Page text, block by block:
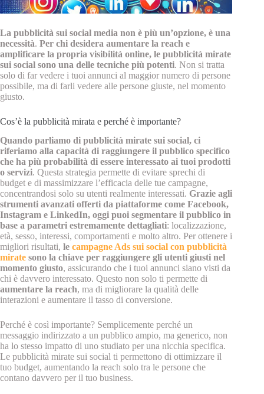
La pubblicità sui social media non è più un’opzione, è una
necessità. Per chi desidera aumentare la reach e
amplificare la propria visibilità online, le pubblicità mirate
sui social sono una delle tecniche più potenti. Non si tratta
solo di far vedere i tuoi annunci al maggior numero di persone
possibile, ma di farli vedere alle persone giuste, nel momento
giusto.
Cos’è la pubblicità mirata e perché è importante?
Quando parliamo di pubblicità mirate sui social, ci
riferiamo alla capacità di raggiungere il pubblico specifico
che ha più probabilità di essere interessato ai tuoi prodotti
o servizi. Questa strategia permette di evitare sprechi di
budget e di massimizzare l’efficacia delle tue campagne,
concentrandosi solo su utenti realmente interessati. Grazie agli
strumenti avanzati offerti da piattaforme come Facebook,
Instagram e LinkedIn, oggi puoi segmentare il pubblico in
base a parametri estremamente dettagliati: localizzazione,
età, sesso, interessi, comportamenti e molto altro. Per ottenere i
migliori risultati, le campagne Ads sui social con pubblicità
mirate sono la chiave per raggiungere gli utenti giusti nel
momento giusto, assicurando che i tuoi annunci siano visti da
chi è davvero interessato. Questo non solo ti permette di
aumentare la reach, ma di migliorare la qualità delle
interazioni e aumentare il tasso di conversione.
Perché è così importante? Semplicemente perché un
messaggio indirizzato a un pubblico ampio, ma generico, non
ha lo stesso impatto di uno studiato per una nicchia specifica.
Le pubblicità mirate sui social ti permettono di ottimizzare il
tuo budget, aumentando la reach solo tra le persone che
contano davvero per il tuo business.